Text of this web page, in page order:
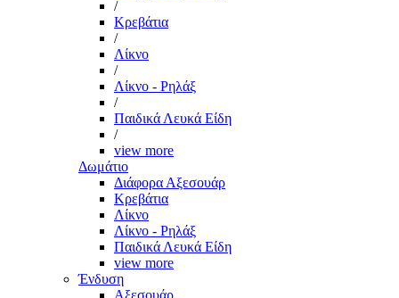
/
Κρεβάτια
/
Λίκνο
/
Λίκνο - Ρηλάξ
/
Παιδικά Λευκά Είδη
/
view more
Δωμάτιο
Διάφορα Αξεσουάρ
Κρεβάτια
Λίκνο
Λίκνο - Ρηλάξ
Παιδικά Λευκά Είδη
view more
Ένδυση
Αξεσουάρ